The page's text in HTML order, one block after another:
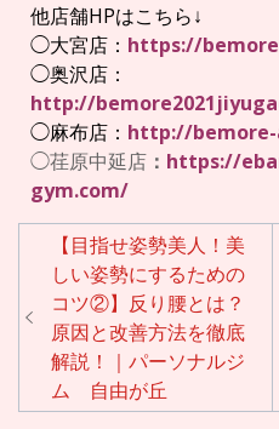
他店舗HPはこちら↓
◯大宮店： https://
◯奥沢店：
http://
◯麻布店： http://bemore-
◯荏原中延店 ： https://
gym.com/
ナ
ビ
ゲ
【目指せ姿勢美人！美
しい姿勢にするための
コツ②】反り腰とは？
原因と改善方法を徹底
解説！｜パーソナルジ
ム 自由が丘